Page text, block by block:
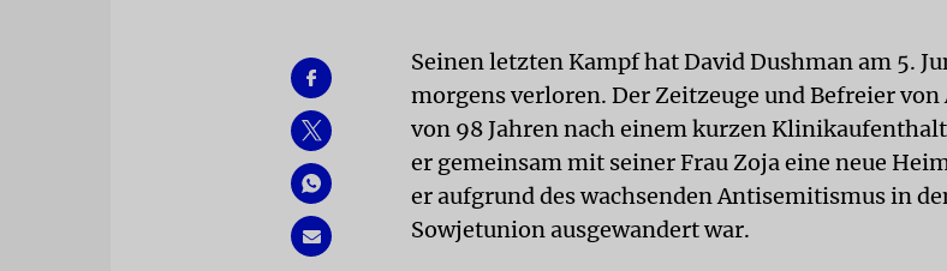
Seinen letzten Kampf hat David Dushman am 5.
morgens verloren. Der Zeitzeuge und Befreier
von 98 Jahren nach einem kurzen
er gemeinsam mit seiner Frau Zoja eine neue
er aufgrund des wachsenden Antisemitismus in
Sowjetunion ausgewandert war.